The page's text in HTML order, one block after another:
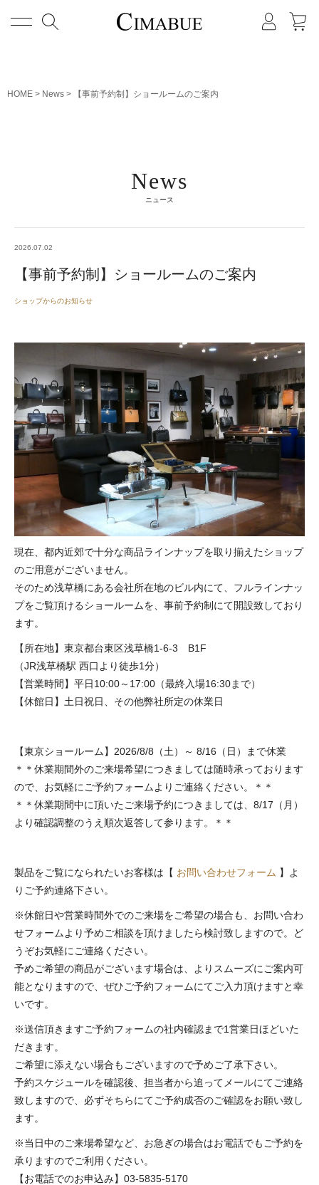
メニュー
HOME News 【事前予約制】ショールームのご案内
News
ニュース
2026.07.02
【事前予約制】ショールームのご案内
ショップからのお知らせ
現在、都内近郊で十分な商品ラインナップを取り揃えたショップ
のご用意がございません。
そのため浅草橋にある会社所在地のビル内にて、フルラインナッ
プをご覧頂けるショールームを、事前予約制にて開設致しており
ます。
【所在地】東京都台東区浅草橋1-6-3 B1F
（JR浅草橋駅 西口より徒歩1分）
【営業時間】平日10:00～17:00（最終入場16:30まで）
【休館日】土日祝日、その他弊社所定の休業日
【東京ショールーム】2026/8/8（土）～ 8/16（日）まで休業
＊＊休業期間外のご来場希望につきましては随時承っております
ので、お気軽にご予約フォームよりご連絡ください。＊＊
＊＊休業期間中に頂いたご来場予約につきましては、8/17（月）
より確認調整のうえ順次返答して参ります。＊＊
製品をご覧になられたいお客様は【 お問い合わせフォーム 】よ
りご予約連絡下さい。
※休館日や営業時間外でのご来場をご希望の場合も、お問い合わ
せフォームより予めご相談を頂けましたら検討致しますので。ど
うぞお気軽にご連絡ください。
予めご希望の商品がございます場合は、よりスムーズにご案内可
能となりますので、ぜひご予約フォームにてご入力頂けますと幸
いです。
※送信頂きますご予約フォームの社内確認まで1営業日ほどいた
だきます。
ご希望に添えない場合もございますので予めご了承下さい。
予約スケジュールを確認後、担当者から追ってメールにてご連絡
致しますので、必ずそちらにてご予約成否のご確認をお願い致し
ます。
※当日中のご来場希望など、お急ぎの場合はお電話でもご予約を
承りますのでご利用ください。
【お電話でのお申込み】03-5835-5170